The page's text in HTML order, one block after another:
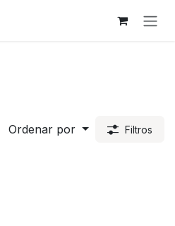
Ordenar por Filtros